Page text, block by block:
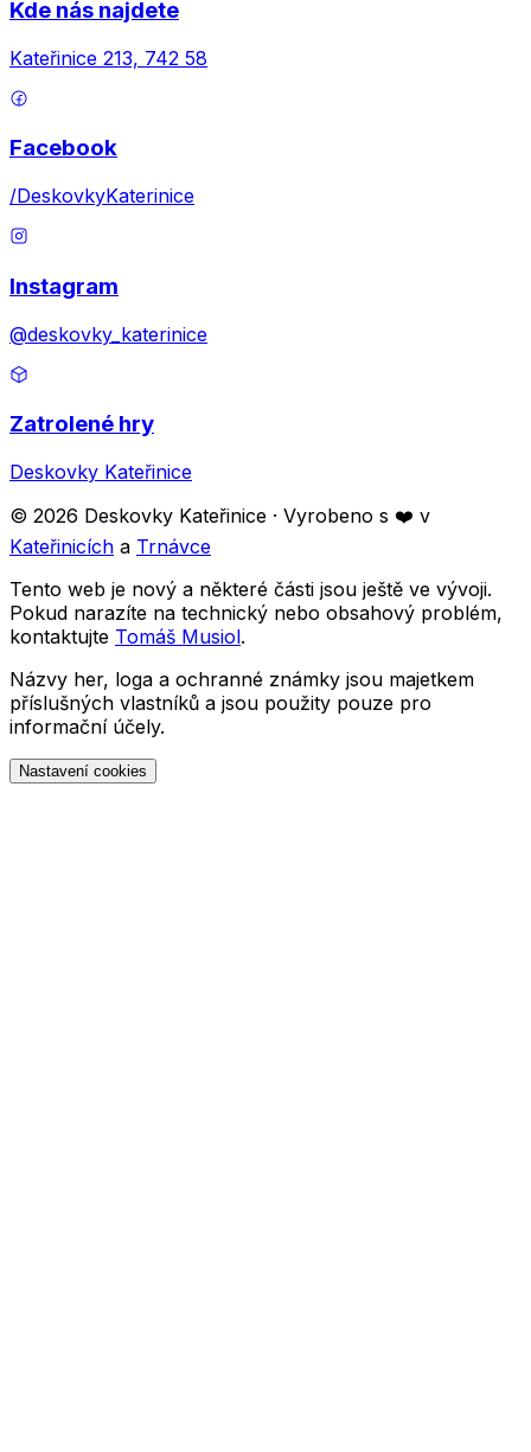
Kde nás najdete
Kateřinice 213, 742 58
Facebook
/DeskovkyKaterinice
Instagram
@deskovky_katerinice
Zatrolené hry
Deskovky Kateřinice
© 2026 Deskovky Kateřinice · Vyrobeno s ❤️ v
Kateřinicích a Trnávce
Tento web je nový a některé části jsou ještě ve vývoji.
Pokud narazíte na technický nebo obsahový problém,
kontaktujte Tomáš Musiol.
Názvy her, loga a ochranné známky jsou majetkem
příslušných vlastníků a jsou použity pouze pro
informační účely.
Nastavení cookies